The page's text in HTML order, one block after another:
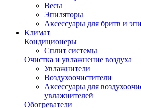
Весы
Эпиляторы
Аксессуары для бритв и
Климат
Кондиционеры
Сплит системы
Очистка и увлажнение воздуха
Увлажнители
Воздухоочистители
Аксессуары для
увлажнителей
Обогреватели